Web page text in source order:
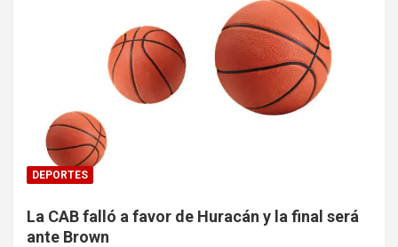
DEPORTES
La CAB falló a favor de Huracán y la final será
ante Brown